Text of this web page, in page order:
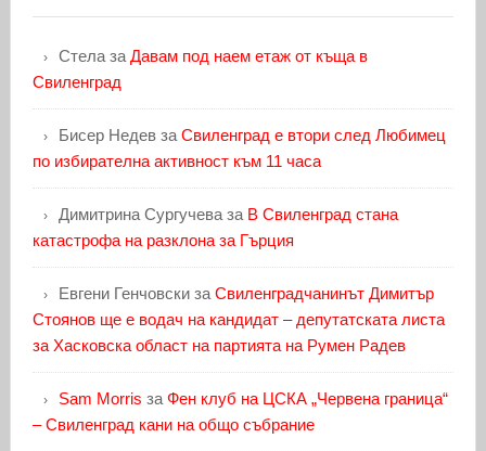
Стелаза Давам под наем етаж от къща в
Свиленград
Бисер Недевза Свиленград е втори след Любимец
по избирателна активност към 11 часа
Димитрина Сургучеваза В Свиленград стана
катастрофа на разклона за Гърция
Евгени Генчовскиза Свиленградчанинът Димитър
Стоянов ще е водач на кандидат – депутатската листа
за Хасковска област на партията на Румен Радев
Sam Morris за Фен клуб на ЦСКА „Червена граница“
– Свиленград кани на общо събрание